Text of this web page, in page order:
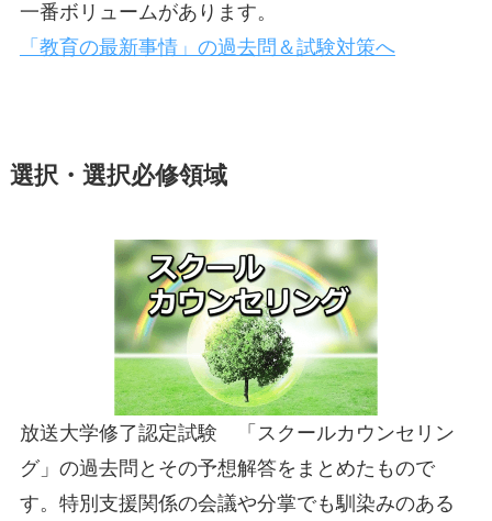
一番ボリュームがあります。
「教育の最新事情」の過去問＆試験対策へ
選択・選択必修領域
放送大学修了認定試験 「スクールカウンセリン
グ」の過去問とその予想解答をまとめたもので
す。特別支援関係の会議や分掌でも馴染みのある